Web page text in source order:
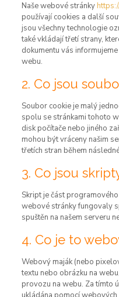
Naše webové stránky
používají cookies a další
jsou všechny technologie
také vkládají třetí strany,
dokumentu vás
webu.
2. Co jsou
Soubor cookie je malý
spolu se stránkami tohoto
disk počítače nebo jiného
mohou být vráceny našim
třetích stran během
3. Co jsou
Skript je část
webové stránky fungovaly
spuštěn na našem serveru
4. Co je to
Webový maják (nebo
textu nebo obrázku na
provozu na webu. Za tímto